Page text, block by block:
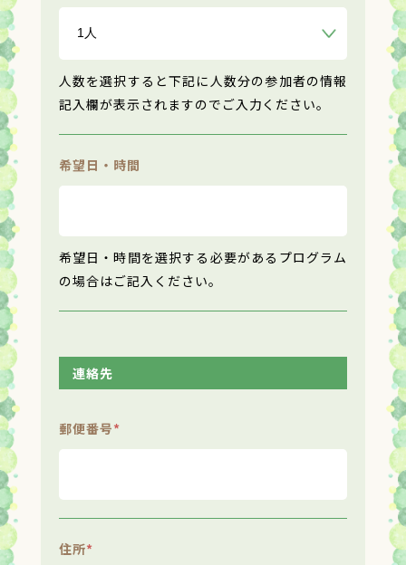
人数を選択すると下記に人数分の参加者の情報
記入欄が表示されますのでご入力ください。
希望日・時間
希望日・時間を選択する必要があるプログラム
の場合はご記入ください。
連絡先
郵便番号*
住所*